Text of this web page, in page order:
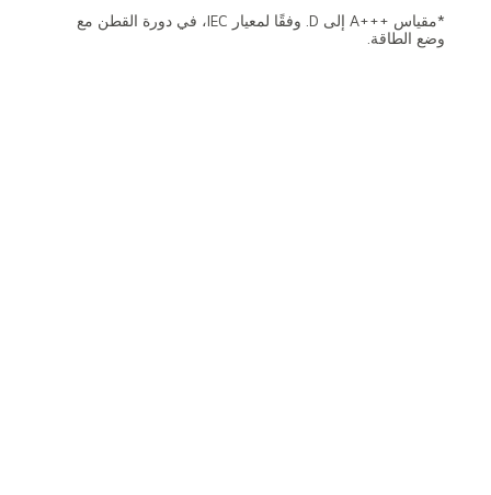
*مقياس A+++‎ إلى D. وفقًا لمعيار IEC، في دورة القطن مع
وضع الطاقة.